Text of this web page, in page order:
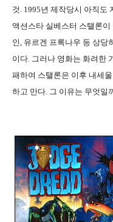
것. 1995년 제작당시 아직도
액션스타 실베스터 스탤론이
인, 유르겐 프록나우 등 상당
이다. 그러나 영화는 화려한
패하여 스탤론은 이후 내세
하고 만다. 그 이유는 무엇일